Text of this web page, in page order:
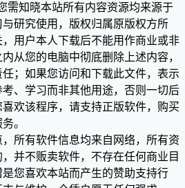
需知晓本站所有内容资源均来源于
研究使用，版权归属原版权方所
用户本人下载后不能用作商业或非
从您的电脑中彻底删除上述内容，
；如果您访问和下载此文件，表示
、学习而非其他用途，否则一切后
欢该程序，请支持正版软件，购买
。
所有软件信息均来自网络，所有资
并不贩卖软件，不存在任何商业目
您喜欢本站而产生的赞助支持行